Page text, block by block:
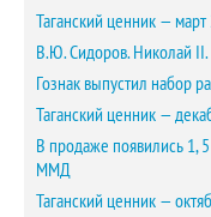
Таганский ценник — март
В.Ю. Сидоров. Николай II.
Гознак выпустил набор
Таганский ценник —
В продаже появились 1,
ММД
Таганский ценник —